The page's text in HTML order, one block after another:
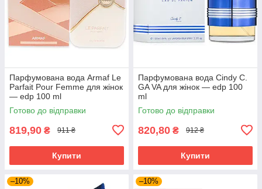
Парфумована вода Armaf Le
Parfait Pour Femme для жінок
— edp 100 ml
Готово до відправки
819,90 ₴ 911 ₴
Купити
Парфумована вода Cindy C.
GA VA для жінок — edp 100
ml
Готово до відправки
820,80 ₴ 912 ₴
Купити
–10% –10%